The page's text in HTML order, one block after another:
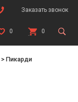
Заказать звонок
0 0
> Пикарди